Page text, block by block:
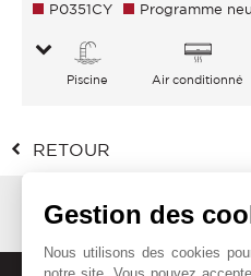
P0351CY Programme
Piscine Air conditionné
RETOUR
Gestion des
Nous utilisons des cookies
notre site. Vous pouvez